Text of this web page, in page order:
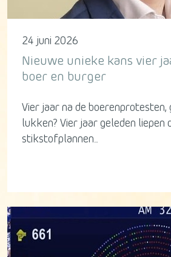
24 juni 2026
Nieuwe unieke kans vier
boer en burger
Vier jaar na de
lukken? Vier jaar geleden liepen
stikstofplannen...